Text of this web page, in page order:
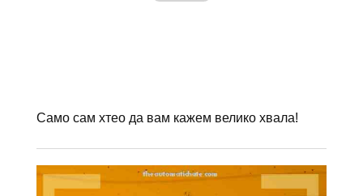
Само сам хтео да вам кажем велико хвала!